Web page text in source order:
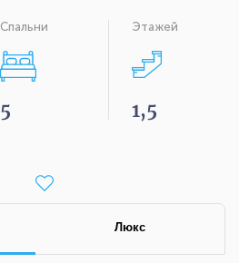
Спальни
5
Этажей
1,5
Люкс